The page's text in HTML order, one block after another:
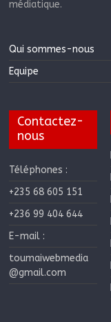
médiatique.
Qui sommes-nous
Equipe
Contactez-
nous
Téléphones :
+235 68 605 151
+236 99 404 644
E-mail :
toumaiwebmedia
@gmail.com